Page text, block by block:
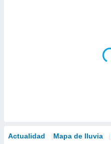
Actualidad Mapa de lluvia